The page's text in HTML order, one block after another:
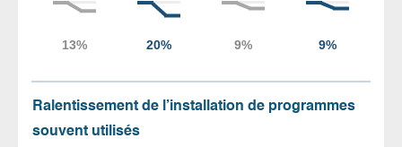
Ralentissement de l’installation de programmes
souvent utilisés